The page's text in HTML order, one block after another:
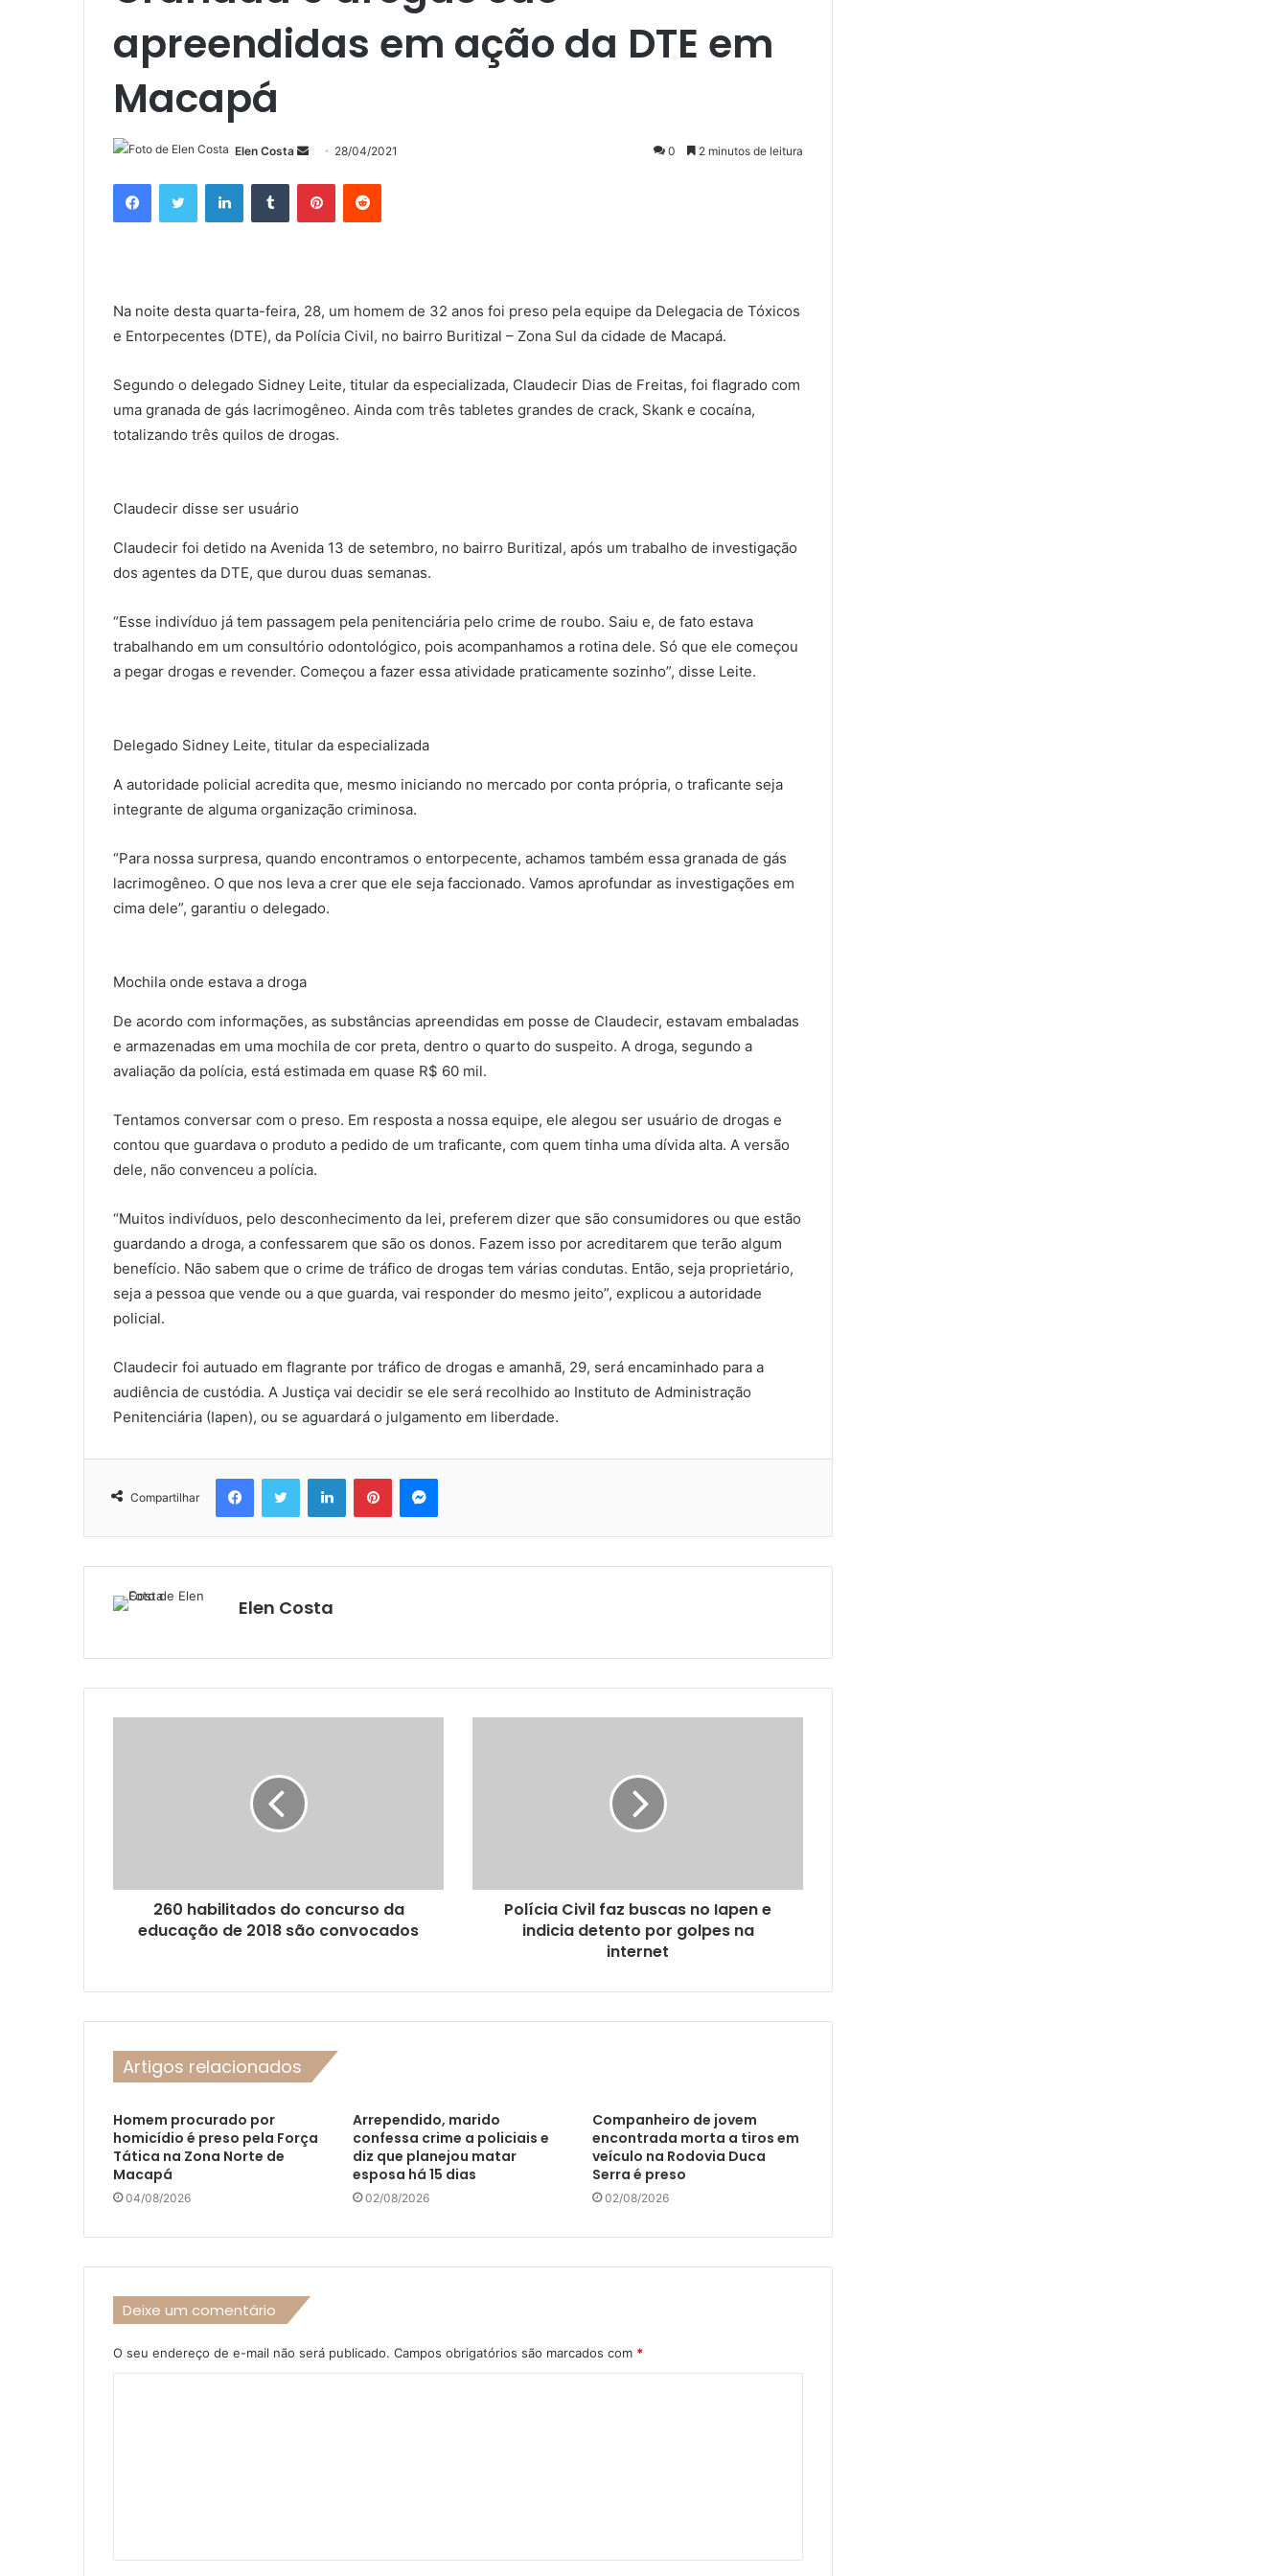
apreendidas em ação da DTE em
Macapá
Elen Costa
Mande
e-
mail
28/04/2021 0 2 minutos de leitura
FacebookTwitter LinkedinTumblr PinterestReddit
Na noite desta quarta-feira, 28, um homem de 32 anos foi preso pela equipe da Delegacia de Tóxicos
e Entorpecentes (DTE), da Polícia Civil, no bairro Buritizal – Zona Sul da cidade de Macapá.
Segundo o delegado Sidney Leite, titular da especializada, Claudecir Dias de Freitas, foi flagrado com
uma granada de gás lacrimogêneo. Ainda com três tabletes grandes de crack, Skank e cocaína,
totalizando três quilos de drogas.
Claudecir disse ser usuário
Claudecir foi detido na Avenida 13 de setembro, no bairro Buritizal, após um trabalho de investigação
dos agentes da DTE, que durou duas semanas.
“Esse indivíduo já tem passagem pela penitenciária pelo crime de roubo. Saiu e, de fato estava
trabalhando em um consultório odontológico, pois acompanhamos a rotina dele. Só que ele começou
a pegar drogas e revender. Começou a fazer essa atividade praticamente sozinho”, disse Leite.
Delegado Sidney Leite, titular da especializada
A autoridade policial acredita que, mesmo iniciando no mercado por conta própria, o traficante seja
integrante de alguma organização criminosa.
“Para nossa surpresa, quando encontramos o entorpecente, achamos também essa granada de gás
lacrimogêneo. O que nos leva a crer que ele seja faccionado. Vamos aprofundar as investigações em
cima dele”, garantiu o delegado.
Mochila onde estava a droga
De acordo com informações, as substâncias apreendidas em posse de Claudecir, estavam embaladas
e armazenadas em uma mochila de cor preta, dentro o quarto do suspeito. A droga, segundo a
avaliação da polícia, está estimada em quase R$ 60 mil.
Tentamos conversar com o preso. Em resposta a nossa equipe, ele alegou ser usuário de drogas e
contou que guardava o produto a pedido de um traficante, com quem tinha uma dívida alta. A versão
dele, não convenceu a polícia.
“Muitos indivíduos, pelo desconhecimento da lei, preferem dizer que são consumidores ou que estão
guardando a droga, a confessarem que são os donos. Fazem isso por acreditarem que terão algum
benefício. Não sabem que o crime de tráfico de drogas tem várias condutas. Então, seja proprietário,
seja a pessoa que vende ou a que guarda, vai responder do mesmo jeito”, explicou a autoridade
policial.
Claudecir foi autuado em flagrante por tráfico de drogas e amanhã, 29, será encaminhado para a
audiência de custódia. A Justiça vai decidir se ele será recolhido ao Instituto de Administração
Penitenciária (Iapen), ou se aguardará o julgamento em liberdade.
Compartilhar
FacebookTwitter LinkedinPinterestMessenger
Elen Costa
260 habilitados do concurso da
educação de 2018 são convocados
Polícia Civil faz buscas no Iapen e
indicia detento por golpes na
internet
Artigos relacionados
Homem procurado por
homicídio é preso pela Força
Tática na Zona Norte de
Macapá
04/08/2026
Arrependido, marido
confessa crime a policiais e
diz que planejou matar
esposa há 15 dias
02/08/2026
Companheiro de jovem
encontrada morta a tiros em
veículo na Rodovia Duca
Serra é preso
02/08/2026
Deixe um comentário
O seu endereço de e-mail não será publicado. Campos obrigatórios são marcados com *
á